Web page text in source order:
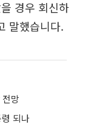
경우 회신하
말했습니다.
망
되나